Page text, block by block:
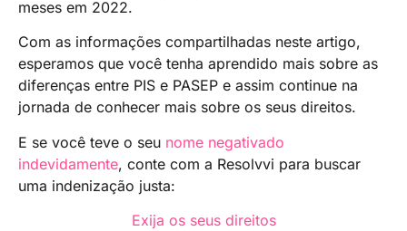
meses em 2022.
Com as informações compartilhadas neste artigo,
esperamos que você tenha aprendido mais sobre as
diferenças entre PIS e PASEP e assim continue na
jornada de conhecer mais sobre os seus direitos.
E se você teve o seu nome negativado
indevidamente, conte com a Resolvvi para buscar
uma indenização justa:
Exija os seus direitos